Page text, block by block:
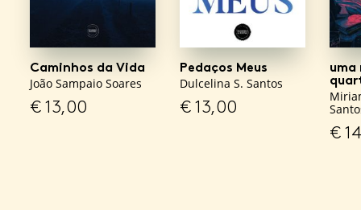
Caminhos da Vida
João Sampaio Soares
€13,00
Pedaços Meus
Dulcelina S. Santos
€13,00
uma
€